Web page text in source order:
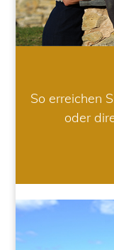
So erreichen
oder